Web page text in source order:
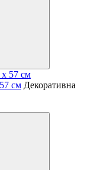
cм Декоративна